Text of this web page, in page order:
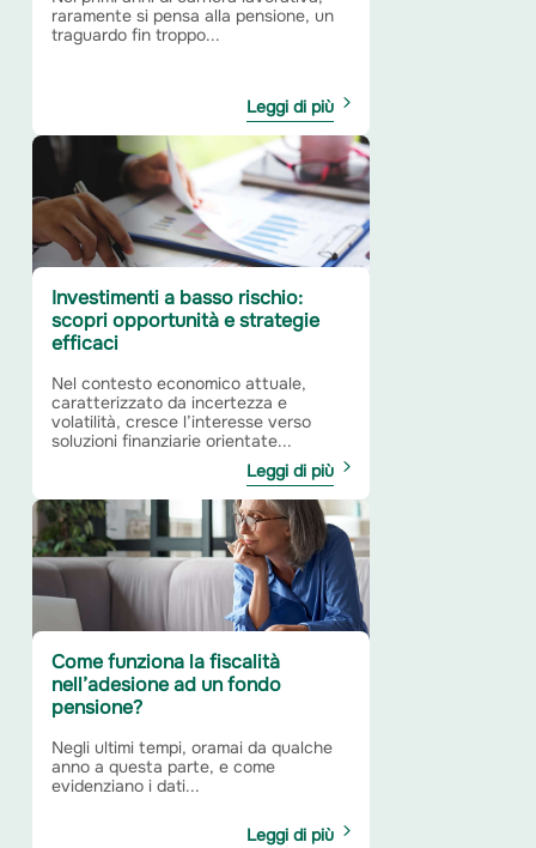
raramente si pensa alla pensione, un
traguardo fin troppo...
Leggi di più
Investimenti a basso rischio:
scopri opportunità e strategie
efficaci
Nel contesto economico attuale,
caratterizzato da incertezza e
volatilità, cresce l’interesse verso
soluzioni finanziarie orientate...
Leggi di più
Come funziona la fiscalità
nell’adesione ad un fondo
pensione?
Negli ultimi tempi, oramai da qualche
anno a questa parte, e come
evidenziano i dati...
Leggi di più